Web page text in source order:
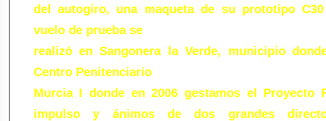
del autogiro, una maqueta de su prototipo
vuelo de prueba se
realizó en Sangonera la Verde, municipio
Centro Penitenciario
Murcia I donde en 2006 gestamos el Proyecto
impulso y ánimos de dos grandes